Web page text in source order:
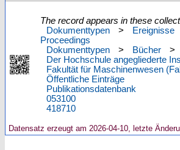
The record appears in these
Dokumenttypen
> Ereignisse
Proceedings
Dokumenttypen
> Bücher >
Der Hochschule angegliederte
Fakultät für Maschinenwesen
Öffentliche Einträge
Publikationsdatenbank
053100
418710
Datensatz erzeugt am 2026-04-10, letzte